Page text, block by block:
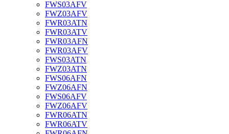
FWS03AFV
FWZ03AFV
FWR03ATN
FWR03ATV
FWR03AFN
FWR03AFV
FWS03ATN
FWZ03ATN
FWS06AFN
FWZ06AFN
FWS06AFV
FWZ06AFV
FWR06ATN
FWR06ATV